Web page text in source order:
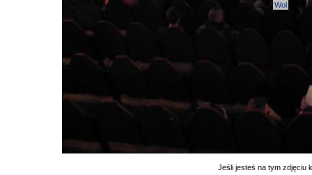
Wol
Jeśli jesteś na tym zdjęciu